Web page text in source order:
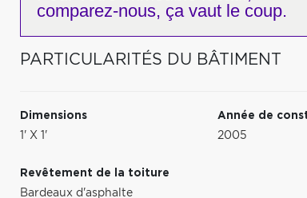
comparez-nous, ça vaut le coup.
PARTICULARITÉS DU BÂTIMENT
Dimensions
1' X 1'
Année de
2005
Revêtement de la toiture
Bardeaux d'asphalte